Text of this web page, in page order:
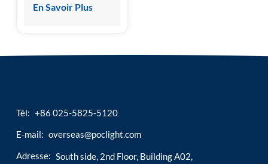
chimiluminescence
design
En Savoir Plus
Tél: +86 025-5825-5120
E-mail: overseas@poclight.com
Adresse: South side, 2nd Floor, Building A02,